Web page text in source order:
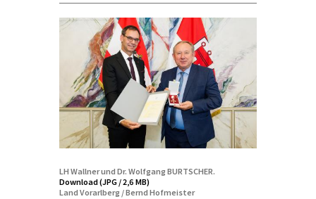
LH Wallner und Dr. Wolfgang BURTSCHER.
Download (JPG / 2,6 MB)
Land Vorarlberg / Bernd Hofmeister